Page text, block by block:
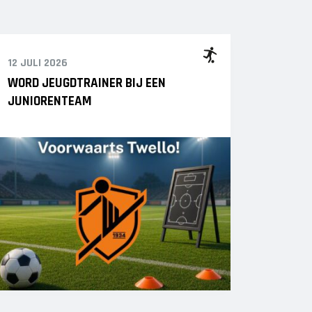
12 JULI 2026
WORD JEUGDTRAINER BIJ EEN
JUNIORENTEAM